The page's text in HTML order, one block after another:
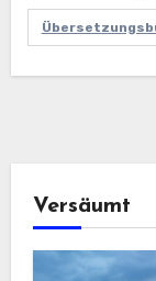
Versäumt